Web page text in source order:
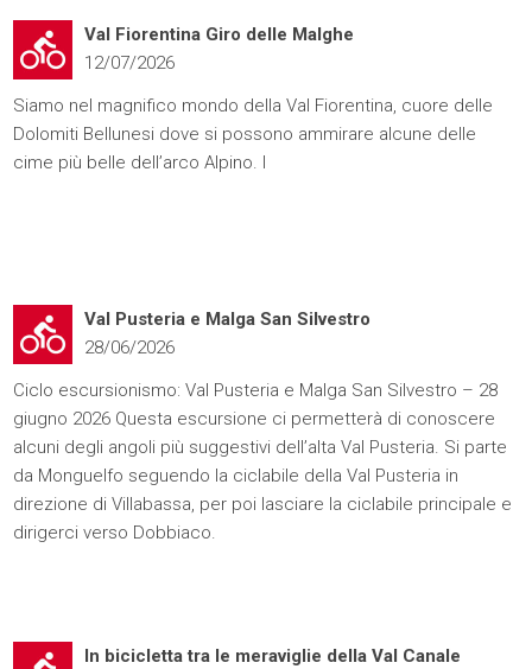
Val Fiorentina Giro delle Malghe
12/07/2026
Siamo nel magnifico mondo della Val Fiorentina, cuore delle
Dolomiti Bellunesi dove si possono ammirare alcune delle
cime più belle dell’arco Alpino. I
Val Pusteria e Malga San Silvestro
28/06/2026
Ciclo escursionismo: Val Pusteria e Malga San Silvestro – 28
giugno 2026 Questa escursione ci permetterà di conoscere
alcuni degli angoli più suggestivi dell’alta Val Pusteria. Si parte
da Monguelfo seguendo la ciclabile della Val Pusteria in
direzione di Villabassa, per poi lasciare la ciclabile principale e
dirigerci verso Dobbiaco.
In bicicletta tra le meraviglie della Val Canale